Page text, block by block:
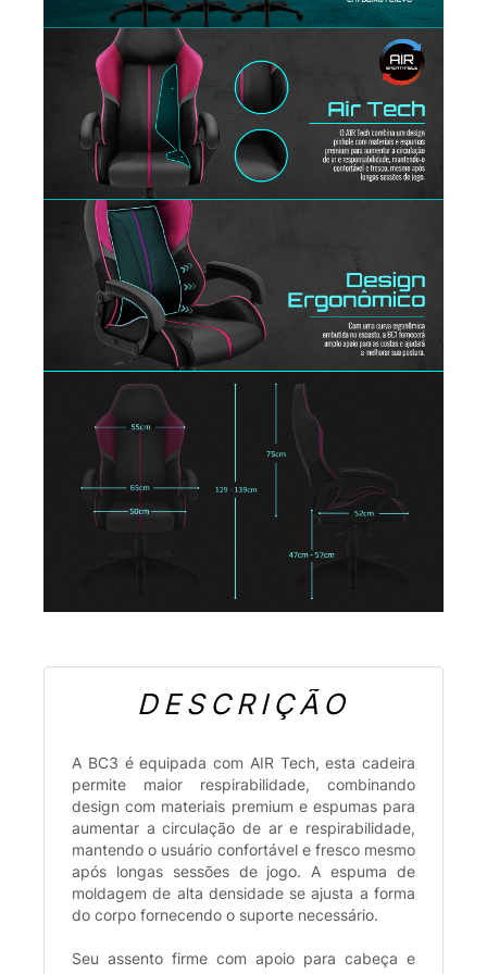
DESCRIÇÃO
A BC3 é equipada com AIR Tech, esta cadeira
permite maior respirabilidade, combinando
design com materiais premium e espumas para
aumentar a circulação de ar e respirabilidade,
mantendo o usuário confortável e fresco mesmo
após longas sessões de jogo. A espuma de
moldagem de alta densidade se ajusta a forma
do corpo fornecendo o suporte necessário.
Seu assento firme com apoio para cabeça e